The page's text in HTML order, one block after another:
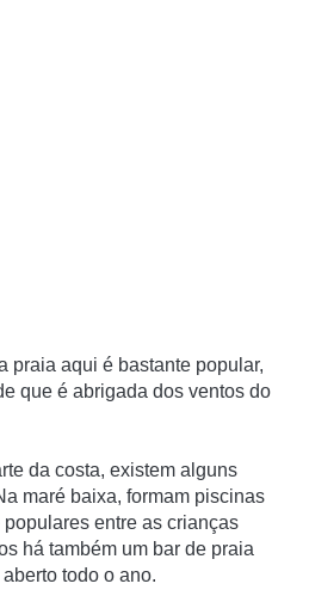
praia aqui é bastante popular,
que é abrigada dos ventos do
da costa, existem alguns
maré baixa, formam piscinas
entre as crianças
há também um bar de praia
todo o ano.